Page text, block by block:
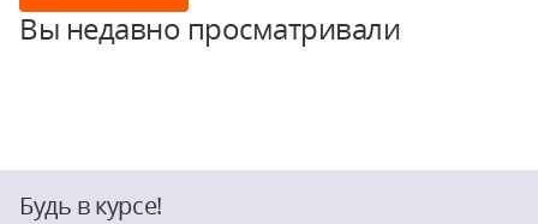
Вы недавно просматривали
Будь в курсе!